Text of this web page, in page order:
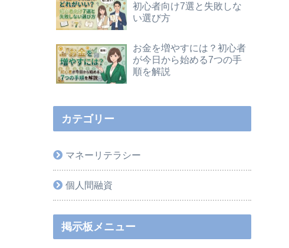
初心者向け7選と失敗しな
い選び方
お金を増やすには？初心者
が今日から始める7つの手
順を解説
カテゴリー
マネーリテラシー
個人間融資
掲示板メニュー